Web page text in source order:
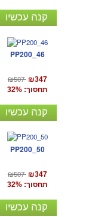
קנה עכשיו
PP200_46
₪507 ₪347
תחסוך: 32%
קנה עכשיו
PP200_50
₪507 ₪347
תחסוך: 32%
קנה עכשיו